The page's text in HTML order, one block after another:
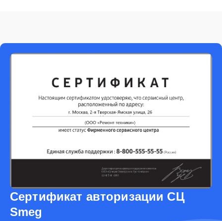
Сертификат авторизации СЦ
Smeg